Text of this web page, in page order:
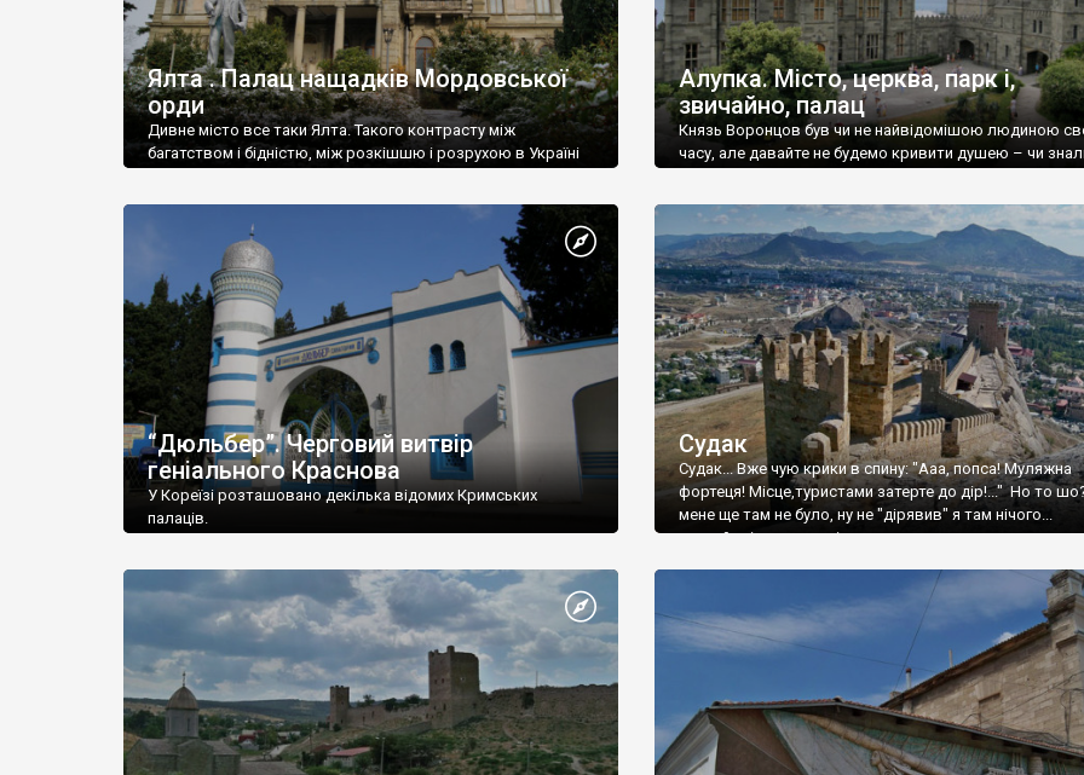
Ялта . Палац нащадків Мордовської
орди
Дивне місто все таки Ялта. Такого контрасту між
багатством і бідністю, між розкішшю і розрухою в Україні
Алупка. Місто, церква, парк і,
звичайно, палац
Князь Воронцов був чи не найвідомішою людиною
часу, але давайте не будемо кривити душею – чи
“Дюльбер”. Черговий витвір
геніального Краснова
У Кореїзі розташовано декілька відомих Кримських
палаців.
Судак
Судак... Вже чую крики в спину: "Ааа, попса! Муляжна
фортеця! Місце,туристами затерте до дір!..." Но то
мене ще там не було, ну не "дірявив" я там нічого...
принаймні до цього літа.